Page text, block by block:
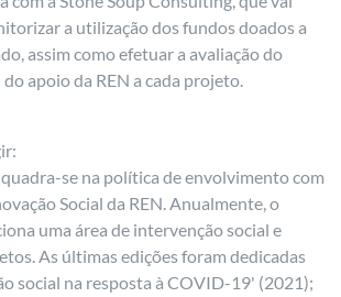
a utilização dos fundos doados a
assim como efetuar a avaliação do
apoio da REN a cada projeto.
se na política de envolvimento com
Social da REN. Anualmente, o
uma área de intervenção social e
As últimas edições foram dedicadas
social na resposta à COVID-19' (2021);